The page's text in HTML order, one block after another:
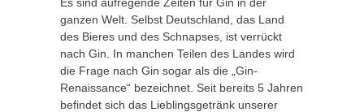
ganzen Welt. Selbst Deutschland, das Land
des Bieres und des Schnapses, ist verrückt
nach Gin. In manchen Teilen des Landes wird
die Frage nach Gin sogar als die „Gin-
Renaissance“ bezeichnet. Seit bereits 5 Jahren
befindet sich das Lieblingsgetränk unserer